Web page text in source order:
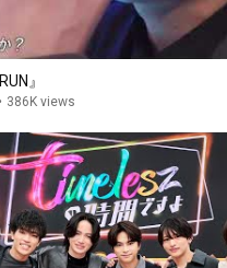
』
• 386K views